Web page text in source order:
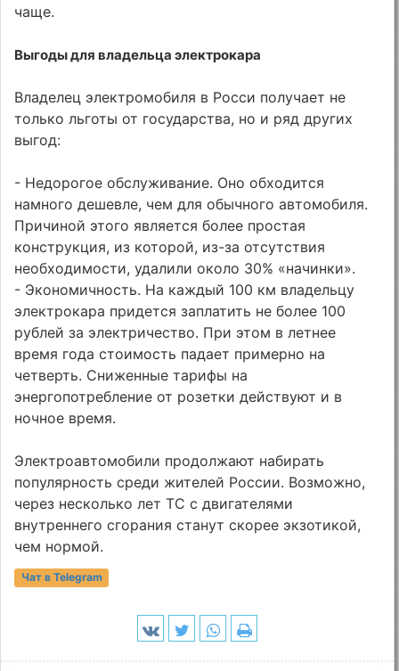
чаще.
Выгоды для владельца электрокара
Владелец электромобиля в Росси получает не
только льготы от государства, но и ряд других
выгод:
- Недорогое обслуживание. Оно обходится
намного дешевле, чем для обычного автомобиля.
Причиной этого является более простая
конструкция, из которой, из-за отсутствия
необходимости, удалили около 30% «начинки».
- Экономичность. На каждый 100 км владельцу
электрокара придется заплатить не более 100
рублей за электричество. При этом в летнее
время года стоимость падает примерно на
четверть. Сниженные тарифы на
энергопотребление от розетки действуют и в
ночное время.
Электроавтомобили продолжают набирать
популярность среди жителей России. Возможно,
через несколько лет ТС с двигателями
внутреннего сгорания станут скорее экзотикой,
чем нормой.
Чат в Telegram